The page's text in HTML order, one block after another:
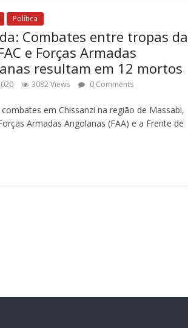
Política
Combates entre tropas da
e Forças Armadas
resultam em 12 mortos
3082 Views 0 Comments
em Chissanzi na região de Massabi,
Armadas Angolanas (FAA) e a Frente de